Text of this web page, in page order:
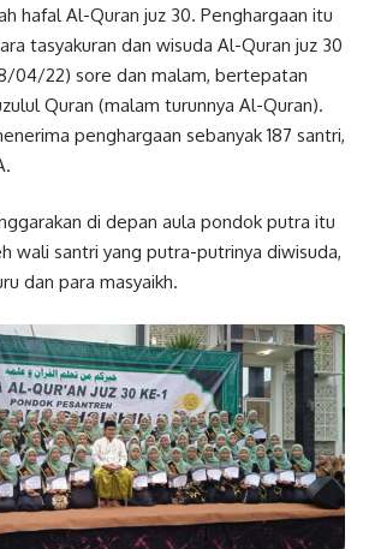
hafal Al-Quran juz 30. Penghargaan itu
tasyakuran dan wisuda Al-Quran juz 30
04/22) sore dan malam, bertepatan
Quran (malam turunnya Al-Quran).
penghargaan sebanyak 187 santri,
di depan aula pondok putra itu
wali santri yang putra-putrinya diwisuda,
dan para masyaikh.